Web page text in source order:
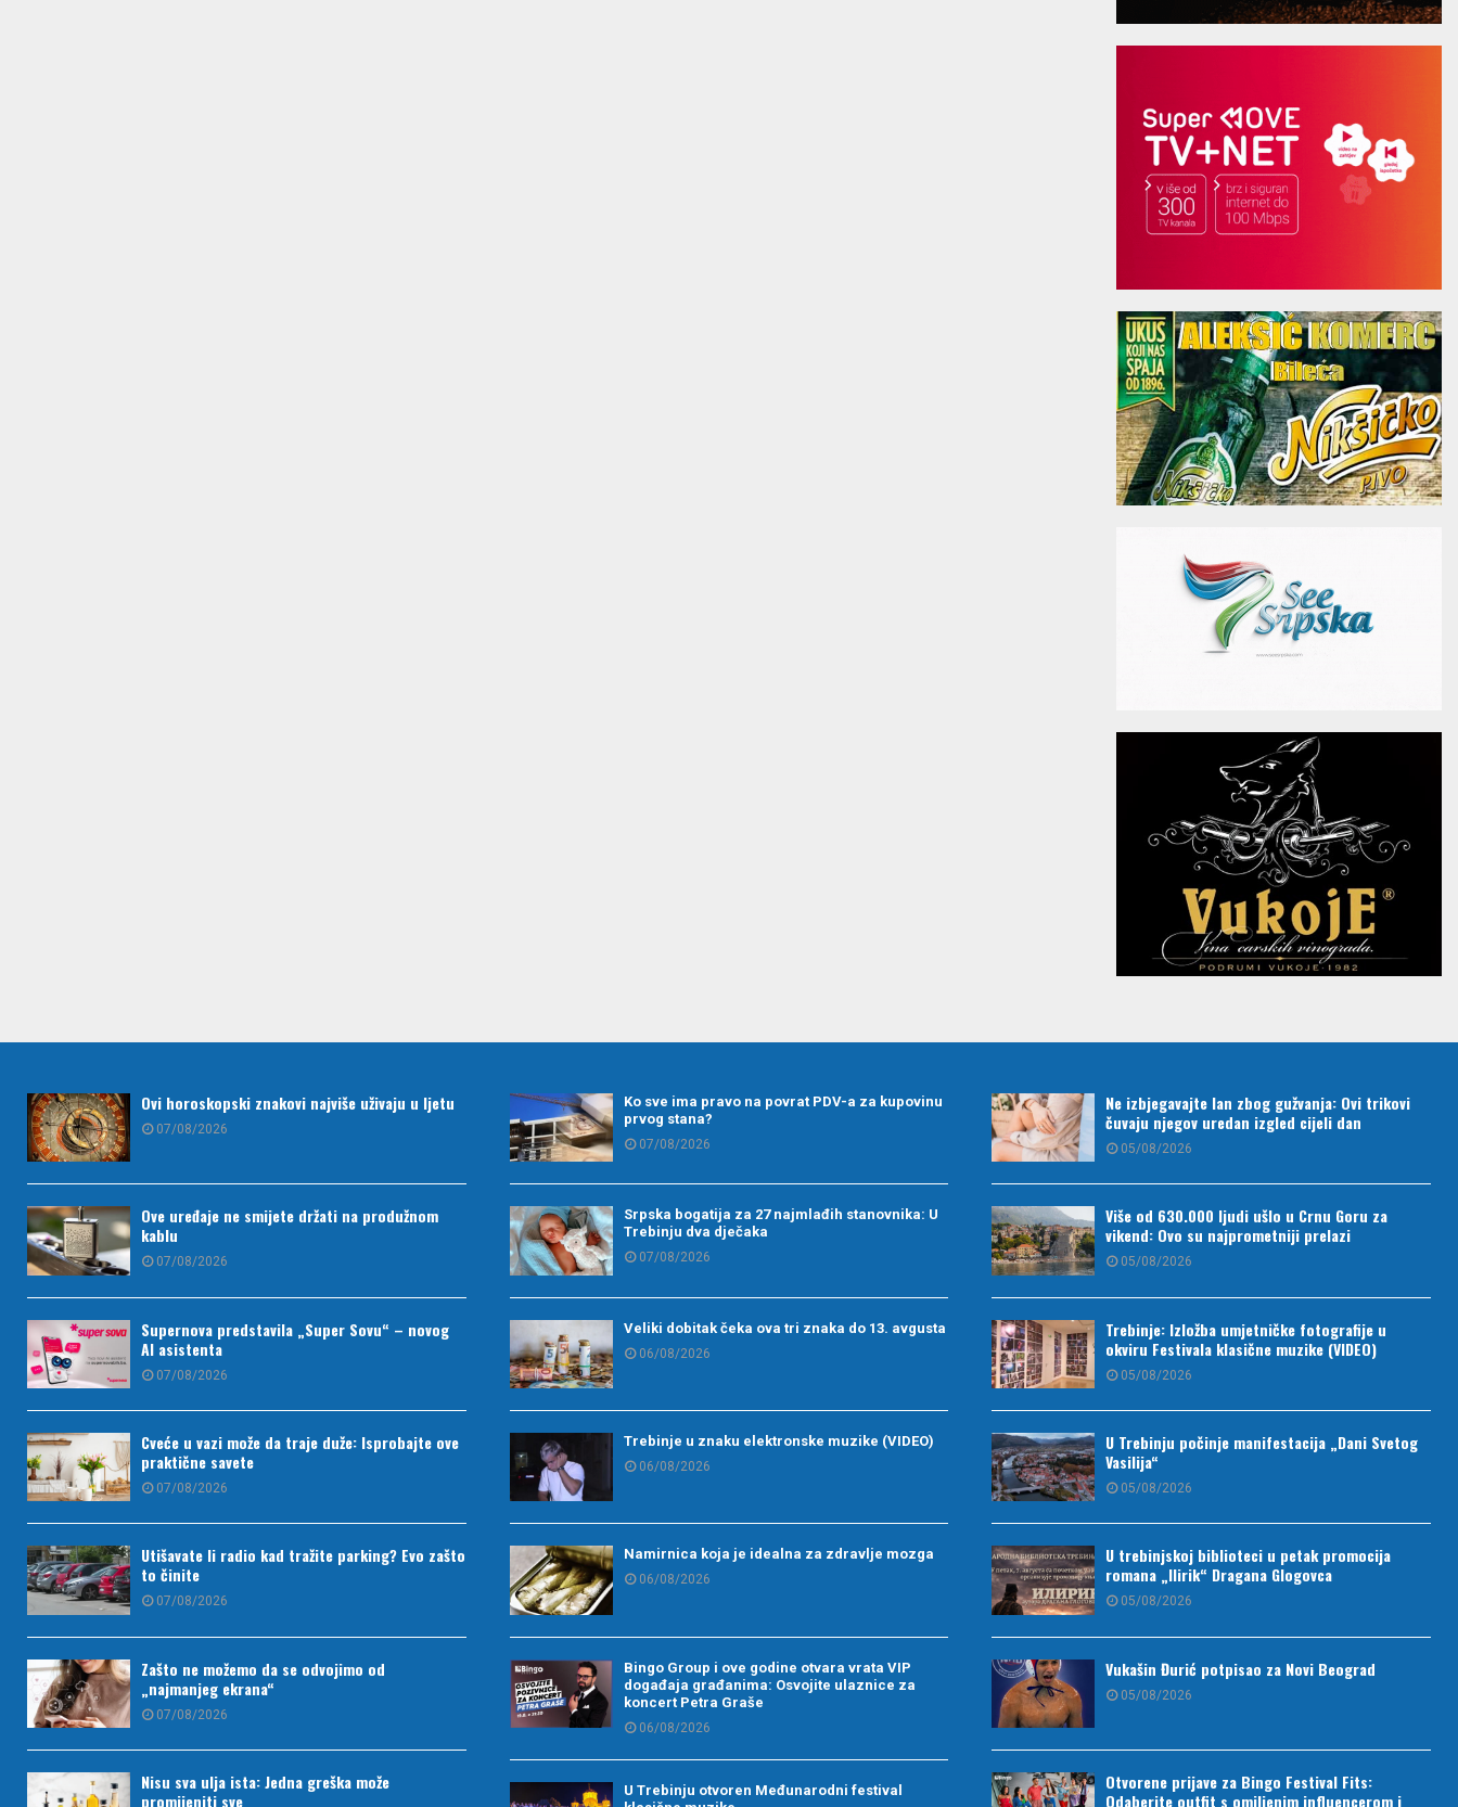
Ovi horoskopski znakovi najviše uživaju u ljetu
07/08/2026
Ove uređaje ne smijete držati na produžnom
kablu
07/08/2026
Supernova predstavila „Super Sovu“ – novog
AI asistenta
07/08/2026
Cveće u vazi može da traje duže: Isprobajte ove
praktične savete
07/08/2026
Utišavate li radio kad tražite parking? Evo zašto
to činite
07/08/2026
Zašto ne možemo da se odvojimo od
„najmanjeg ekrana“
07/08/2026
Nisu sva ulja ista: Jedna greška može
promijeniti sve
Ko sve ima pravo na povrat PDV-a za kupovinu
prvog stana?
07/08/2026
Srpska bogatija za 27 najmlađih stanovnika: U
Trebinju dva dječaka
07/08/2026
Veliki dobitak čeka ova tri znaka do 13. avgusta
06/08/2026
Trebinje u znaku elektronske muzike (VIDEO)
06/08/2026
Namirnica koja je idealna za zdravlje mozga
06/08/2026
Bingo Group i ove godine otvara vrata VIP
događaja građanima: Osvojite ulaznice za
koncert Petra Graše
06/08/2026
U Trebinju otvoren Međunarodni festival
Ne izbjegavajte lan zbog gužvanja: Ovi trikovi
čuvaju njegov uredan izgled cijeli dan
05/08/2026
Više od 630.000 ljudi ušlo u Crnu Goru za
vikend: Ovo su najprometniji prelazi
05/08/2026
Trebinje: Izložba umjetničke fotografije u
okviru Festivala klasične muzike (VIDEO)
05/08/2026
U Trebinju počinje manifestacija „Dani Svetog
Vasilija“
05/08/2026
U trebinjskoj biblioteci u petak promocija
romana „Ilirik“ Dragana Glogovca
05/08/2026
Vukašin Đurić potpisao za Novi Beograd
05/08/2026
Otvorene prijave za Bingo Festival Fits:
Odaberite outfit s omiljenim influencerom i